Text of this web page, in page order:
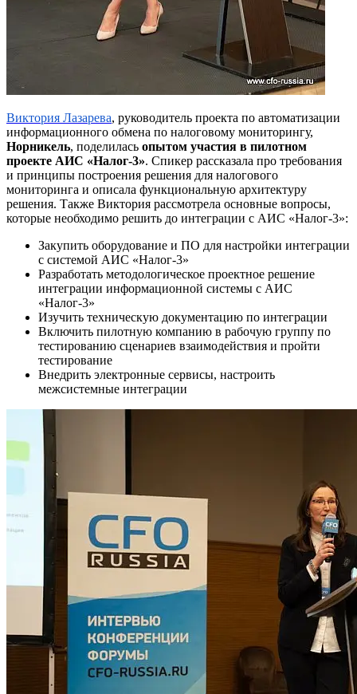
Виктория Лазарева, руководитель проекта по автоматизации
информационного обмена по налоговому мониторингу,
Норникель, поделилась опытом участия в пилотном
проекте АИС «Налог-3». Спикер рассказала про требования
и принципы построения решения для налогового
мониторинга и описала функциональную архитектуру
решения. Также Виктория рассмотрела основные вопросы,
которые необходимо решить до интеграции с АИС «Налог-3»:
Закупить оборудование и ПО для настройки интеграции
с системой АИС «Налог-3»
Разработать методологическое проектное решение
интеграции информационной системы с АИС
«Налог-3»
Изучить техническую документацию по интеграции
Включить пилотную компанию в рабочую группу по
тестированию сценариев взаимодействия и пройти
тестирование
Внедрить электронные сервисы, настроить
межсистемные интеграции